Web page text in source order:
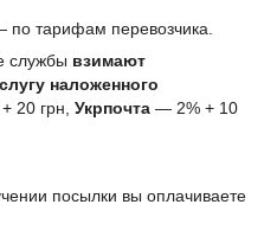
по тарифам перевозчика.
службы взимают
наложенного
20 грн, Укрпочта — 2% + 10
посылки вы оплачиваете